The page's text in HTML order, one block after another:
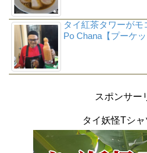
タイ紅茶タワーが
Po Chana【プーケッ
スポンサー
タイ妖怪Tシ